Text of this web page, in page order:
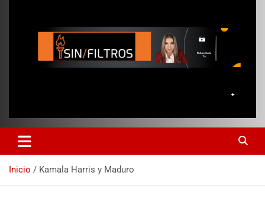
Inicio Kamala Harris y Maduro